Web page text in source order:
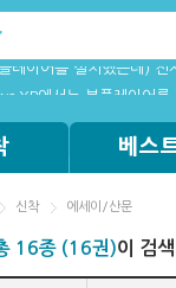
XP에서는 북플레이어
베스
신착 에세이/산문
16종 (16권)이 검